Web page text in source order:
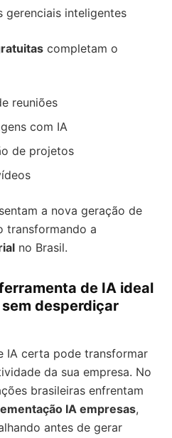
gerenciais inteligentes
completam o
reuniões
com IA
de projetos
a nova geração de
transformando a
no Brasil.
de IA ideal
desperdiçar
IA certa pode transformar
da sua empresa. No
brasileiras enfrentam
IA empresas,
antes de gerar